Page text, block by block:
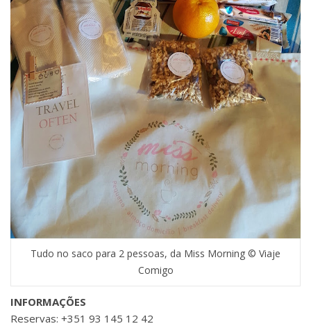
Tudo no saco para 2 pessoas, da Miss Morning © Viaje
Comigo
INFORMAÇÕES
Reservas: +351 93 145 12 42